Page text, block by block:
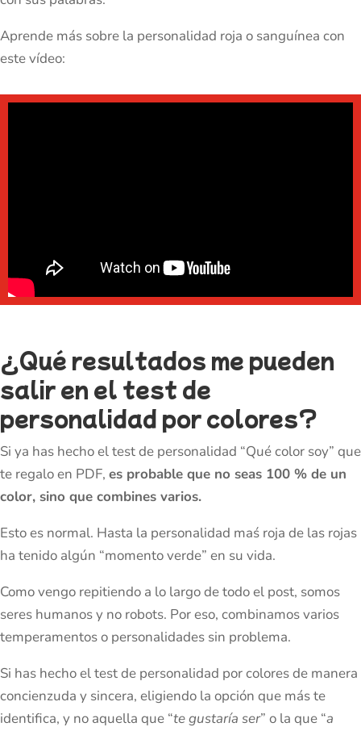
Aprende más sobre la personalidad roja o sanguínea con
este vídeo:
¿Qué resultados me pueden
salir en el test de
personalidad por colores?
Si ya has hecho el test de personalidad “Qué color soy” que
te regalo en PDF, es probable que no seas 100 % de un
color, sino que combines varios.
Esto es normal. Hasta la personalidad maś roja de las rojas
ha tenido algún “momento verde” en su vida.
Como vengo repitiendo a lo largo de todo el post, somos
seres humanos y no robots. Por eso, combinamos varios
temperamentos o personalidades sin problema.
Si has hecho el test de personalidad por colores de manera
concienzuda y sincera, eligiendo la opción que más te
identifica, y no aquella que “te gustaría ser” o la que “a